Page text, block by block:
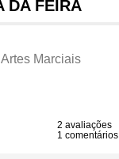
DA FEIRA
Marciais
2 avaliações
1 comentários